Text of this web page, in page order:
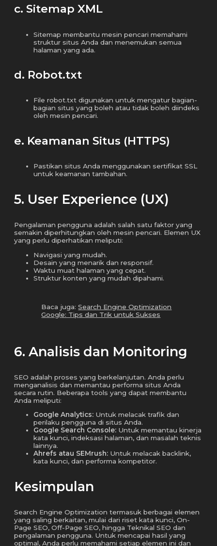
c. Sitemap XML
Sitemap membantu mesin pencari memahami
struktur situs Anda dan menemukan semua
halaman yang ada.
d. Robot.txt
File robot.txt digunakan untuk mengatur bagian-
bagian situs yang boleh atau tidak boleh diindeks
oleh mesin pencari.
e. Keamanan Situs (HTTPS)
Pastikan situs Anda menggunakan sertifikat SSL
untuk keamanan tambahan.
5. User Experience (UX)
Pengalaman pengguna adalah salah satu faktor yang
semakin diperhitungkan oleh mesin pencari. Elemen UX
yang perlu diperhatikan meliputi:
Navigasi yang mudah.
Desain yang menarik dan responsif.
Waktu muat halaman yang cepat.
Struktur konten yang mudah dipahami.
Baca juga:Search Engine Optimization
Google: Tips dan Trik untuk Sukses
6. Analisis dan Monitoring
SEO adalah proses yang berkelanjutan. Anda perlu
menganalisis dan memantau performa situs Anda
secara rutin. Beberapa tools yang dapat membantu
Anda meliputi:
Google Analytics: Untuk melacak trafik dan
perilaku pengguna di situs Anda.
Google Search Console: Untuk memantau kinerja
kata kunci, indeksasi halaman, dan masalah teknis
lainnya.
Ahrefs atau SEMrush: Untuk melacak backlink,
kata kunci, dan performa kompetitor.
Kesimpulan
Search Engine Optimization termasuk berbagai elemen
yang saling berkaitan, mulai dari riset kata kunci, On-
Page SEO, Off-Page SEO, hingga Teknikal SEO dan
pengalaman pengguna. Untuk mencapai hasil yang
optimal, Anda perlu memahami setiap elemen ini dan